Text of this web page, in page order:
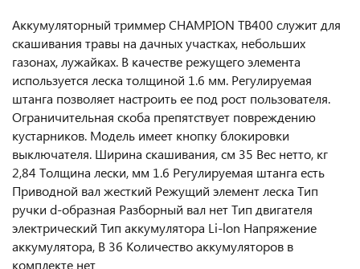
Аккумуляторный триммер CHAMPION TB400 служит для
скашивания травы на дачных участках, небольших
газонах, лужайках. В качестве режущего элемента
используется леска толщиной 1.6 мм. Регулируемая
штанга позволяет настроить ее под рост пользователя.
Ограничительная скоба препятствует повреждению
кустарников. Модель имеет кнопку блокировки
выключателя. Ширина скашивания, см 35 Вес нетто, кг
2,84 Толщина лески, мм 1.6 Регулируемая штанга есть
Приводной вал жесткий Режущий элемент леска Тип
ручки d-образная Разборный вал нет Тип двигателя
электрический Тип аккумулятора Li-lon Напряжение
аккумулятора, В 36 Количество аккумуляторов в
комплекте нет